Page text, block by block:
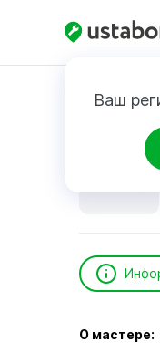
Ваш
Главная
О мастере: